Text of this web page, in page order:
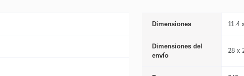
Dimensiones 11.4
Dimensiones del
envío
28 x